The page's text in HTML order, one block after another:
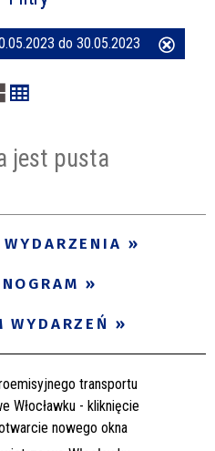
do 30.05.2023
jest pusta
WYDARZEŃ